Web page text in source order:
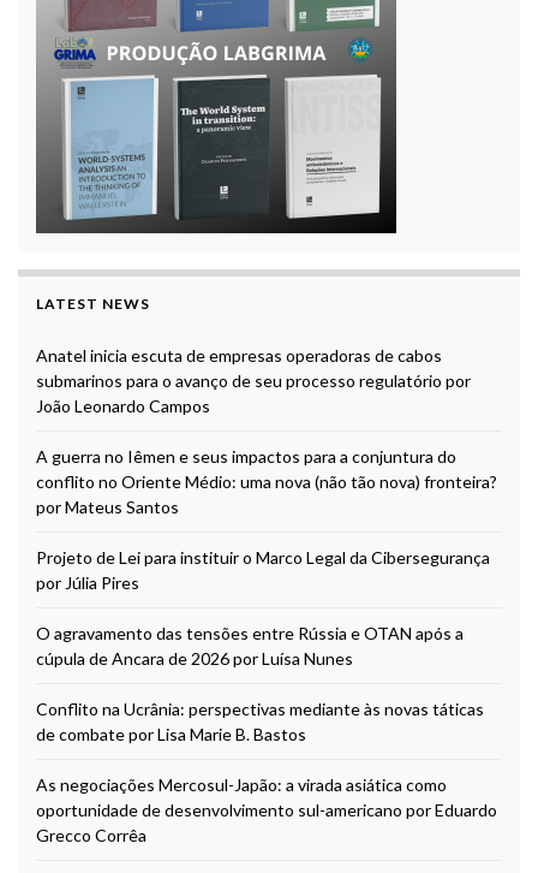
LATEST NEWS
Anatel inicia escuta de empresas operadoras de cabos
submarinos para o avanço de seu processo regulatório por
João Leonardo Campos
A guerra no Iêmen e seus impactos para a conjuntura do
conflito no Oriente Médio: uma nova (não tão nova) fronteira?
por Mateus Santos
Projeto de Lei para instituir o Marco Legal da Cibersegurança
por Júlia Pires
O agravamento das tensões entre Rússia e OTAN após a
cúpula de Ancara de 2026 por Luísa Nunes
Conflito na Ucrânia: perspectivas mediante às novas táticas
de combate por Lisa Marie B. Bastos
As negociações Mercosul-Japão: a virada asiática como
oportunidade de desenvolvimento sul-americano por Eduardo
Grecco Corrêa